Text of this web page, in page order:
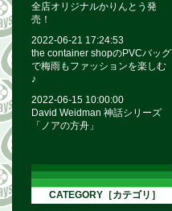
全店オリジナルかりんとう発
売！
2022-06-21 17:24:53
the container shopのPVCバッグ
で梅雨もファッションを楽しむ
♪
2022-06-15 10:00:00
David Weidman 神話シリーズ
「ノアの方舟」
CATEGORY［カテゴリ］